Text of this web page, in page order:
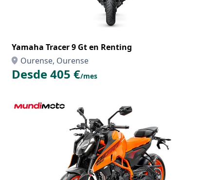
Yamaha Tracer 9 Gt en Renting
Ourense, Ourense
Desde 405 €/mes